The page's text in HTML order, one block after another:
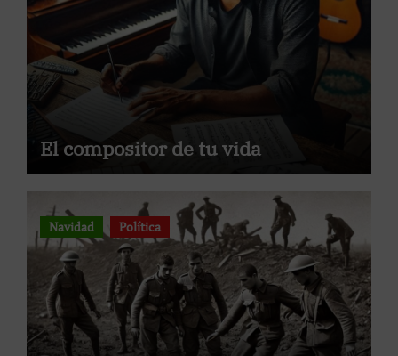
El compositor de tu vida
Navidad Política